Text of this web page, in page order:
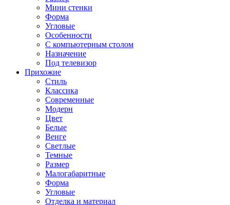
Мини стенки
Форма
Угловые
Особенности
С компьютерным столом
Назначение
Под телевизор
Прихожие
Стиль
Классика
Современные
Модерн
Цвет
Белые
Венге
Светлые
Темные
Размер
Малогабаритные
Форма
Угловые
Отделка и материал